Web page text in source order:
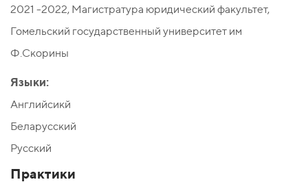
2021 -2022, Магистратура юридический факультет,
Гомельский государственный университет им
Ф.Скорины
Языки:
Английсикй
Беларусский
Русский
Практики